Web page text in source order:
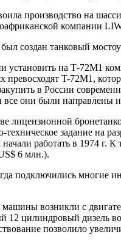
производство на
компании
создан танковый
установить на Т-72М1
T-72M1,
в России
они были направлены
лицензионной
задание на
работать в 1974 г. К
6 млн.).
подключились многие
возникли с
12 цилиндровый дизель
позволило